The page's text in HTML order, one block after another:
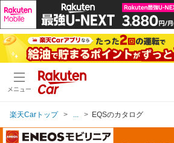
メニュー
楽天Carトップ EQSのカタログ